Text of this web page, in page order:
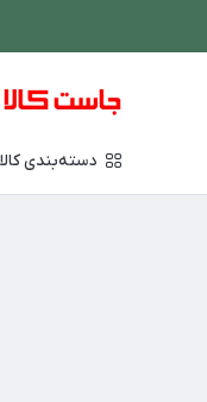
دسته‌بندی